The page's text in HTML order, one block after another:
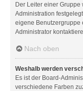
Der Leiter einer
Administration
eigene Benutzergruppe
Administrator
Nach oben
Weshalb werden
Es ist der Board-
verschiedene Farben